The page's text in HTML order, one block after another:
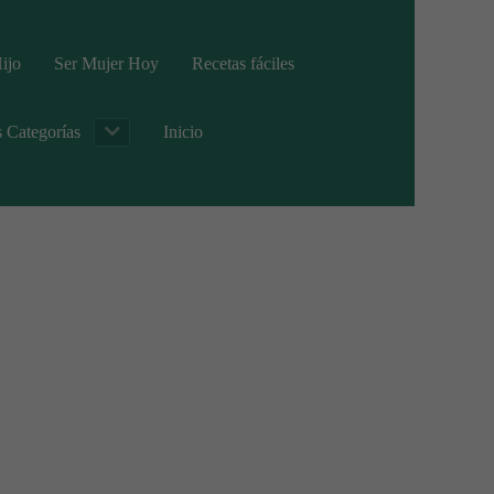
Ser Mujer Hoy Recetas fáciles
Categorías Inicio